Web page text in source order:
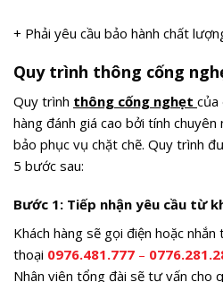
+ Phải yêu cầu bảo hành chất
Quy trình thông cống
Quy trình thông cống nghẹt của
hàng đánh giá cao bởi tính chuyên
bảo phục vụ chặt chẽ. Quy trình
5 bước sau:
Bước 1: Tiếp nhận yêu cầu từ
Khách hàng sẽ gọi điện hoặc nhắn
thoại 0976.481.777 –
Nhân viên tổng đài sẽ tư vấn cho